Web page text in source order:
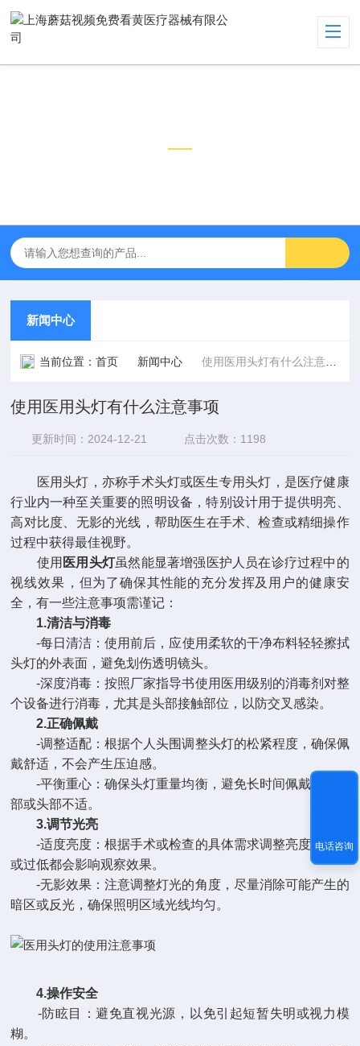
新闻中心
当前位置：首页 新闻中心 使用医用头灯有什么注意事项
使用医用头灯有什么注意事项
更新时间：2024-12-21 点击次数：1198
医用头灯，亦称手术头灯或医生专用头灯，是医疗健康
行业内一种至关重要的照明设备，特别设计用于提供明亮、
高对比度、无影的光线，帮助医生在手术、检查或精细操作
过程中获得最佳视野。
使用 医用头灯虽然能显著增强医护人员在诊疗过程中的
视线效果，但为了确保其性能的充分发挥及用户的健康安
全，有一些注意事项需谨记：
1.清洁与消毒
-每日清洁：使用前后，应使用柔软的干净布料轻轻擦拭
头灯的外表面，避免划伤透明镜头。
-深度消毒：按照厂家指导书使用医用级别的消毒剂对整
个设备进行消毒，尤其是头部接触部位，以防交叉感染。
2.正确佩戴
-调整适配：根据个人头围调整头灯的松紧程度，确保佩
戴舒适，不会产生压迫感。
-平衡重心：确保头灯重量均衡，避免长时间佩戴造成颈
部或头部不适。
3.调节光亮
-适度亮度：根据手术或检查的具体需求调整亮度，过高
或过低都会影响观察效果。
-无影效果：注意调整灯光的角度，尽量消除可能产生的
暗区或反光，确保照明区域光线均匀。
4.操作安全
-防眩目：避免直视光源，以免引起短暂失明或视力模
糊。
电话咨询